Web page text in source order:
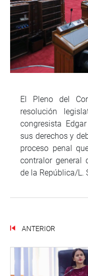
El Pleno del
resolución
congresista
sus derechos y
proceso penal
contralor general
de la República/L.
ANTERIOR